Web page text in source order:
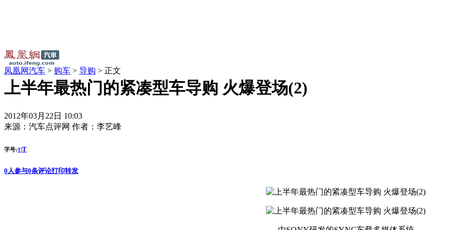
凤凰网汽车 > 购车 > 导购 > 正文
上半年最热门的紧凑型车导购 火爆登场(2)
2012年03月22日 10:03
来源： 汽车点评网 作者： 李艺峰
字号:T|T
0 人参与0条评论打印转发